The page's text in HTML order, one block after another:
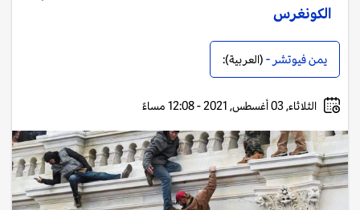
الكونغرس
يمن فيوتشر - (العربية):
الثلاثاء, 03 أغسطس, 2021 - 12:08 مساءً